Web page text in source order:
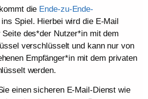
die Ende-zu-Ende-
Spiel. Hierbei wird die E-Mail
des*der Nutzer*in mit dem
verschlüsselt und kann nur von
Empfänger*in mit dem privaten
werden.
einen sicheren E-Mail-Dienst wie